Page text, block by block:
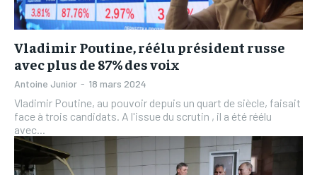
Vladimir Poutine, réélu président russe
avec plus de 87% des voix
Antoine Junior - 18 mars 2024
Vladimir Poutine, au pouvoir depuis un quart de siècle, faisait
face à trois candidats. A l'issue du scrutin , il a été réélu
avec...